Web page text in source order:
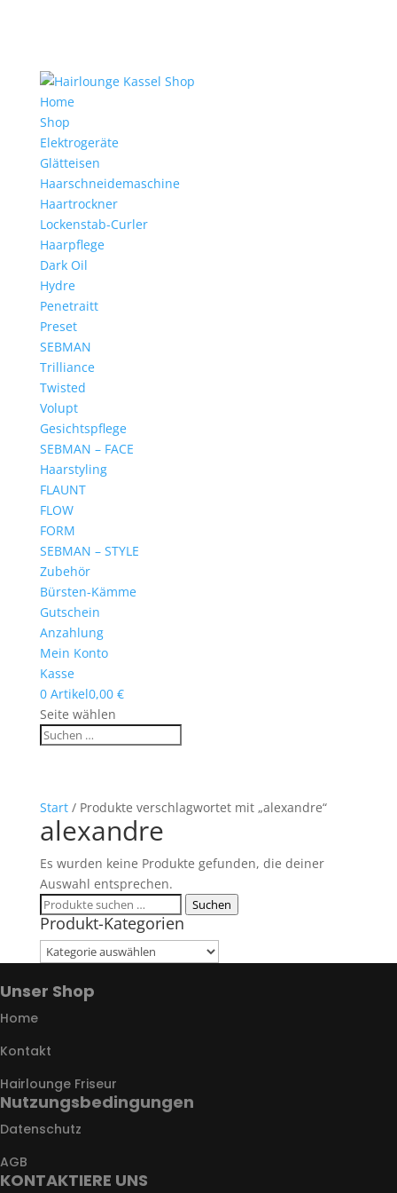
Home
Shop
Elektrogeräte
Glätteisen
Haarschneidemaschine
Haartrockner
Lockenstab-Curler
Haarpflege
Dark Oil
Hydre
Penetraitt
Preset
SEBMAN
Trilliance
Twisted
Volupt
Gesichtspflege
SEBMAN – FACE
Haarstyling
FLAUNT
FLOW
FORM
SEBMAN – STYLE
Zubehör
Bürsten-Kämme
Gutschein
Anzahlung
Mein Konto
Kasse
0 Artikel0,00 €
Seite wählen
Start/ Produkte verschlagwortet mit „alexandre“
alexandre
Es wurden keine Produkte gefunden, die deiner
Auswahl entsprechen.
Suchen
nach:
Suchen
Produkt-Kategorien
Unser Shop
Home
Kontakt
Hairlounge Friseur
Nutzungsbedingungen
Datenschutz
AGB
KONTAKTIERE UNS